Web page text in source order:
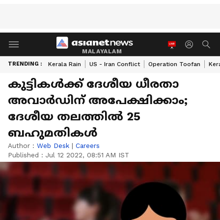
MALAYALAM
TRENDING : Kerala Rain US - Iran Conflict Operation Toofan
കുട്ടികൾക്ക് ദേശീയ ധീരതാ
അവാർഡിന് അപേക്ഷിക്കാം;
ദേശീയ തലത്തിൽ 25
ബഹുമതികൾ
Author : Web Desk | Careers
Published : Jul 12 2022, 08:51 AM IST